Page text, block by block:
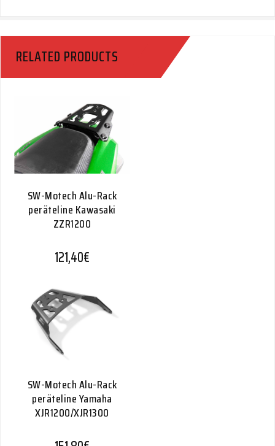
RELATED PRODUCTS
SW-Motech Alu-Rack
peräteline Kawasaki
ZZR1200
121,40€
SW-Motech Alu-Rack
peräteline Yamaha
XJR1200/XJR1300